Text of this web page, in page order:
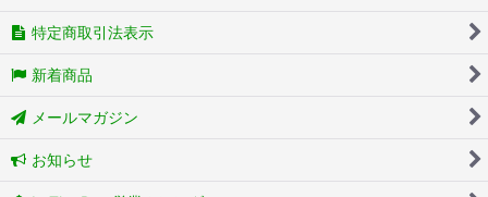
特定商取引法表示
新着商品
メールマガジン
お知らせ